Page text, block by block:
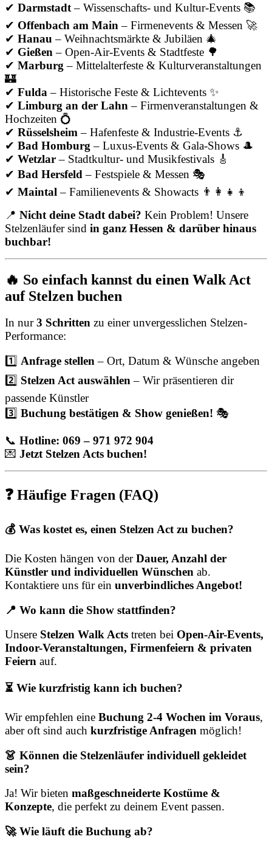
✔ Darmstadt– Wissenschafts- und Kultur-Events 📚
✔ Offenbach am Main – Firmenevents & Messen 🚀
✔ Hanau – Weihnachtsmärkte & Jubiläen 🎄
✔ Gießen – Open-Air-Events & Stadtfeste 🌳
✔ Marburg – Mittelalterfeste & Kulturveranstaltungen
🏰
✔ Fulda – Historische Feste & Lichtevents ✨
✔ Limburg an der Lahn – Firmenveranstaltungen &
Hochzeiten 💍
✔ Rüsselsheim – Hafenfeste & Industrie-Events ⚓
✔ Bad Homburg – Luxus-Events & Gala-Shows 🎩
✔ Wetzlar– Stadtkultur- und Musikfestivals 🎸
✔ Bad Hersfeld – Festspiele & Messen 🎭
✔ Maintal – Familienevents & Showacts 👨‍👩‍👧‍👦
📍 Nicht deine Stadt dabei? Kein Problem! Unsere
Stelzenläufer sind in ganz Hessen & darüber hinaus
buchbar!
🔥 So einfach kannst du einen Walk Act
auf Stelzen buchen
In nur3 Schritten zu einer unvergesslichen Stelzen-
Performance:
1️⃣ Anfrage stellen– Ort, Datum & Wünsche angeben
2️⃣ Stelzen Act auswählen– Wir präsentieren dir
passende Künstler
3️⃣ Buchung bestätigen & Show genießen! 🎭
📞 Hotline: 069 – 971 972 904
💌 Jetzt Stelzen Acts buchen!
❓ Häufige Fragen (FAQ)
💰 Was kostet es, einen Stelzen Act zu buchen?
Die Kosten hängen von derDauer, Anzahl der
Künstler und individuellen Wünschen ab.
Kontaktiere uns für ein unverbindliches Angebot!
📍 Wo kann die Show stattfinden?
Unsere Stelzen Walk Acts treten bei Open-Air-Events,
Indoor-Veranstaltungen, Firmenfeiern & privaten
Feiern auf.
⏳ Wie kurzfristig kann ich buchen?
Wir empfehlen eine Buchung 2-4 Wochen im Voraus,
aber oft sind auch kurzfristige Anfragen möglich!
👗 Können die Stelzenläufer individuell gekleidet
sein?
Ja! Wir bieten maßgeschneiderte Kostüme &
Konzepte, die perfekt zu deinem Event passen.
🚀 Wie läuft die Buchung ab?